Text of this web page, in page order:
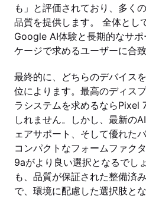
も」と評価されており、多く
品質を提供します。 全体とし
Google AI体験と長期的なサ
ケージで求めるユーザーに合
最終的に、どちらのデバイス
位によります。最高のディス
ラシステムを求めるならPixel
しれません。しかし、最新の
ェアサポート、そして優れた
コンパクトなフォームファク
9aがより良い選択となるでし
も、品質が保証された整備済
で、環境に配慮した選択肢とな